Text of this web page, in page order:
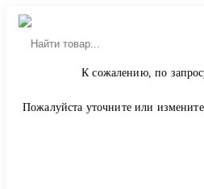
К сожалению, по
Пожалуйста уточните или
Главная
Магазин